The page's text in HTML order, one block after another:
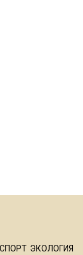
ЭКОЛОГИЯ